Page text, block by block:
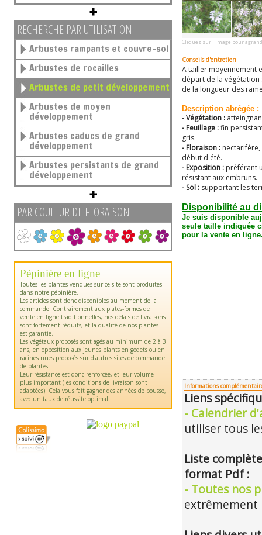
RECHERCHE PAR UTILISATION
Arbustes rampants et couvre-sol
Arbustes de rocailles
Arbustes de petit développement
Arbustes de moyen
développement
Arbustes caducs de grand
développement
Arbustes persistants de grand
développement
PAR COULEUR DE FLORAISON
Pépinière en ligne
Toutes les plantes vendues sur ce site sont produites
dans notre pépinière.
Les articles sont donc disponibles au moment de la
commande. Contrairement aux plates-formes de
vente en ligne traditionnelles, nos délais de livraisons
sont fortement réduits, et la qualité de nos plantes
est garantie.
Les végétaux proposés sont agés au minimum de 2 à 3
ans, en opposition aux jeunes plants en godets ou en
racines nues proposés sur d'autres sites de commande
de plantes.
Leur résistance est donc renforcée, et leur volume
plus important (les conditions de livraison sont
adaptées). Cela vous fait gagner des années de pousse,
avec un taux de réussite optimal.
Cliquez sur l'image pour
Conseils d'entretien
A tailler moyennement
départ de la
de la longueur des
Description abrégée :
- Végétation :
- Feuillage :fin
gris.
- Floraison :
début d'été.
- Exposition : préférant
résistant aux embruns.
- Sol : supportant les
Disponibilité au
Je suis disponible
seule taille indiquée
pour la vente en
Informations
Liens
- Calendrier
utiliser tous
Liste
format Pdf :
- Toutes nos
extrêmement